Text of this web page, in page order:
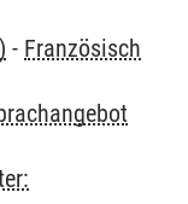
- Französisch